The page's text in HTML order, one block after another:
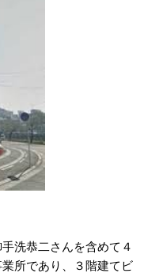
洗恭二さんを含めて４
所であり、３階建てビ